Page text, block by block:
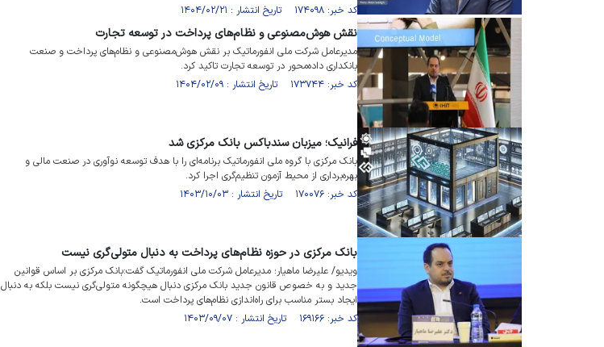
کد خبر: ۱۷۴۰۹۸ تاریخ انتشار : ۱۴۰۴/۰۲/۲۱
نقش هوش‌مصنوعی و نظام‌های پرداخت در توسعه تجارت
مدیرعامل شرکت ملی انفورماتیک بر نقش هوش‌مصنوعی و نظام‌های پرداخت و صنعت
بانکداری داده‌محور در توسعه تجارت تاکید کرد.
کد خبر: ۱۷۳۷۴۴ تاریخ انتشار : ۱۴۰۴/۰۲/۰۹
فرانیک؛ میزبان سندباکس بانک مرکزی شد
بانک مرکزی با گروه ملی انفورماتیک برنامه‌ای را با هدف توسعه نوآوری در صنعت مالی و
بهره‌برداری از محیط آزمون تنظیم‌گری اجرا کرد.
کد خبر: ۱۷۰۰۷۶ تاریخ انتشار : ۱۴۰۳/۱۰/۰۳
بانک مرکزی در حوزه نظام‌های پرداخت به دنبال متولی‌گری نیست
ویدیو/ علیرضا ماهیار؛ مدیرعامل شرکت ملی انفورماتیک گفت:بانک مرکزی بر اساس قوانین
جدید و به خصوص قانون جدید بانک مرکزی دنبال هیچگونه متولی‌گری نیست بلکه به دنبال
ایجاد بستر مناسب برای راه‌اندازی نظام‌های پرداخت است.
کد خبر: ۱۶۹۱۶۶ تاریخ انتشار : ۱۴۰۳/۰۹/۰۷